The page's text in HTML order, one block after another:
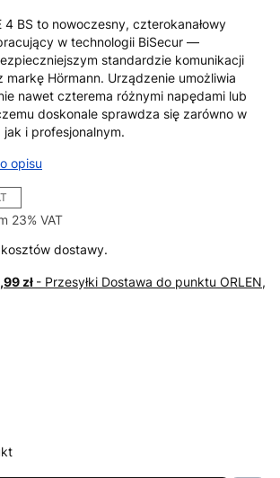
4 BS to nowoczesny, czterokanałowy
w technologii BiSecur —
standardzie komunikacji
markę Hörmann. Urządzenie umożliwia
nawet czterema różnymi napędami lub
doskonale sprawdza się zarówno w
i profesjonalnym.
opisu
23% VAT
23% VAT
dostawy.
zł - Przesyłki Dostawa do punktu ORLEN,